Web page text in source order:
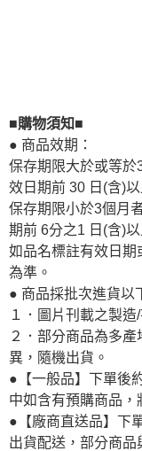
■購物須知■
● 商品效期：
保存期限大於或等於
效日期前 30 日(含)以
保存期限小於3個月
期前 6分之1 日(含)以
如品名標註有效日期
為準。
● 商品採批次進貨以
１．圖片刊載之製造
２．部分商品為多
異，隨機出貨。
●【一般品】下單後
中如含有預購商品，
●【廠商直送品】下
出貨配送，部分商